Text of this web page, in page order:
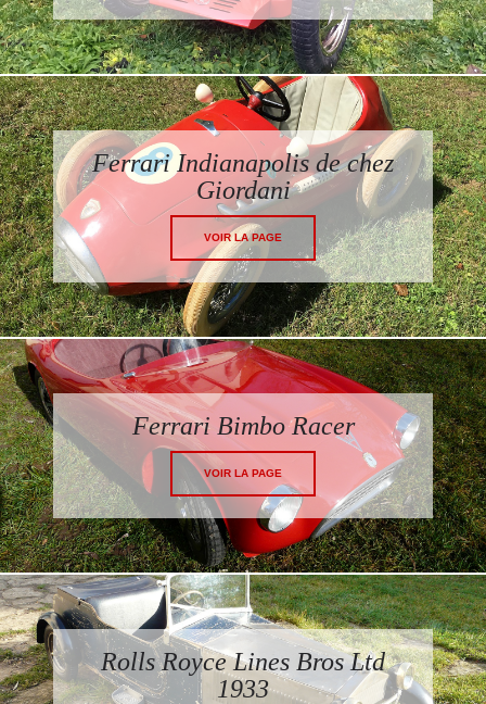
Ferrari Indianapolis de chez
Giordani
VOIR LA PAGE
Ferrari Bimbo Racer
VOIR LA PAGE
Rolls Royce Lines Bros Ltd
1933